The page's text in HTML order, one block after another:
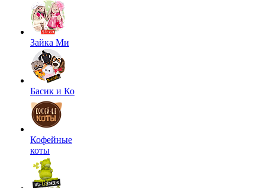
Зайка Ми
Басик и Ко
Кофейные
коты